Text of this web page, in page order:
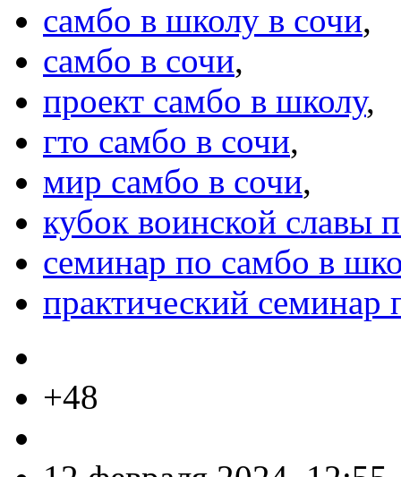
самбо в школу в сочи,
самбо в сочи,
проект самбо в школу,
гто самбо в сочи,
мир самбо в сочи,
кубок воинской славы
семинар по самбо в
практический семинар
+48